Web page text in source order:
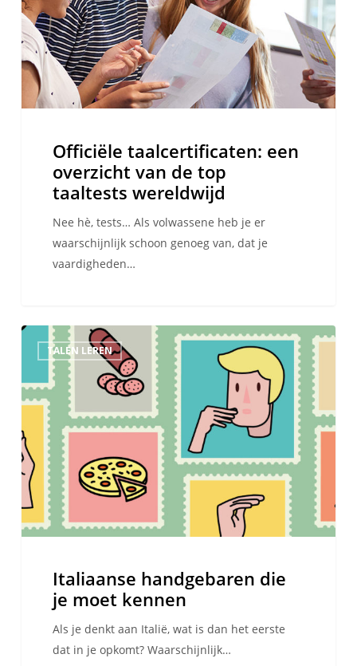
de
top
taaltests
wereldwijd
Officiële taalcertificaten: een
overzicht van de top
taaltests wereldwijd
Nee hè, tests… Als volwassene heb je er
waarschijnlijk schoon genoeg van, dat je
vaardigheden…
Italiaanse
handgebaren
je
moet
kennen
TALEN LEREN
Italiaanse handgebaren die
je moet kennen
Als je denkt aan Italië, wat is dan het eerste
dat in je opkomt? Waarschijnlijk…